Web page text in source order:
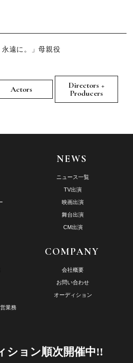
遠に。」母親役
Actors
Directors +
Producers
NEWS
ニュース一覧
TV出演
映画出演
舞台出演
CM出演
業務
COMPANY
会社概要
お問い合わせ
オーディション
ション順次開催中!!